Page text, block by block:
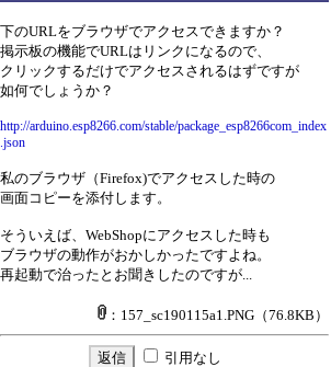
下のURLをブラウザでアクセスできますか？
掲示板の機能でURLはリンクになるので、
クリックするだけでアクセスされるはずですが
如何でしょうか？
http://arduino.esp8266.com/stable/package_esp8266com_index
.json
私のブラウザ（Firefox)でアクセスした時の
画面コピーを添付します。
そういえば、WebShopにアクセスした時も
ブラウザの動作がおかしかったですよね。
再起動で治ったとお聞きしたのですが...
：157_sc190115a1.PNG （76.8KB）
引用なし